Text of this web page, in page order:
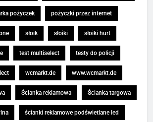
pożyczek pożyczki przez internet
słoik słoiki słoiki hurt
test multiselect testy do policji
wcmarkt.de www.wcmarkt.de
Ścianka reklamowa Ścianka targowa
ścianki reklamowe podświetlane led